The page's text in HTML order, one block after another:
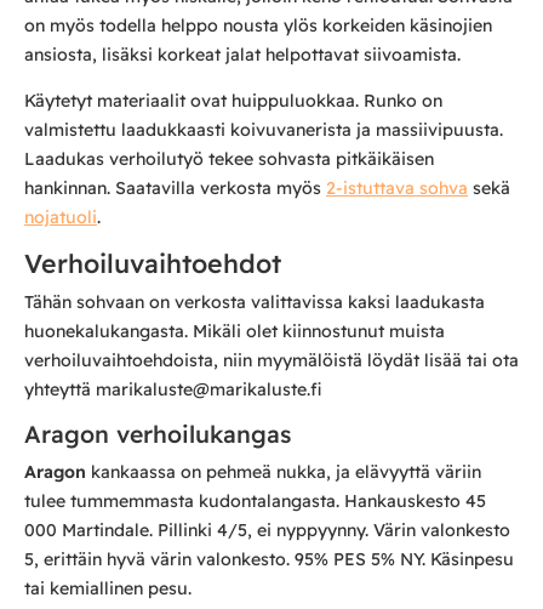
on myös todella helppo nousta ylös korkeiden käsinojien
ansiosta, lisäksi korkeat jalat helpottavat siivoamista.
Käytetyt materiaalit ovat huippuluokkaa. Runko on
valmistettu laadukkaasti koivuvanerista ja massiivipuusta.
Laadukas verhoilutyö tekee sohvasta pitkäikäisen
hankinnan. Saatavilla verkosta myös 2-istuttava sohva sekä
nojatuoli.
Verhoiluvaihtoehdot
Tähän sohvaan on verkosta valittavissa kaksi laadukasta
huonekalukangasta. Mikäli olet kiinnostunut muista
verhoiluvaihtoehdoista, niin myymälöistä löydät lisää tai ota
yhteyttä marikaluste@marikaluste.fi
Aragon verhoilukangas
Aragon kankaassa on pehmeä nukka, ja elävyyttä väriin
tulee tummemmasta kudontalangasta. Hankauskesto 45
000 Martindale. Pillinki 4/5, ei nyppyynny. Värin valonkesto
5, erittäin hyvä värin valonkesto. 95% PES 5% NY. Käsinpesu
tai kemiallinen pesu.